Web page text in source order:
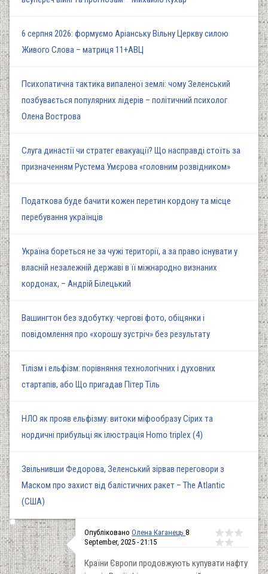
6 серпня 2026: формуємо Аріанську Вільну Церкву силою
Живого Слова – матриця 11+АВЦ
Психопатична тактика випаленої землі: чому Зеленський
позбувається популярних лідерів – політичний психолог
Олена Вострова
Слуга династії чи стратег евакуації? Що насправді стоїть за
призначенням Рустема Умєрова «головним розвідником»
Податкова буде бачити кожен перетин кордону та місце
перебування українців
Україна бореться не за чужі території, а за право існувати у
власній незалежній державі в її міжнародно визнаних
кордонах, – Андрій Білецький
Вашингтон без здобутку: чергові фото, обіцянки і
повідомлення про «хорошу зустріч» без результату
Тілізм і ельфізм: порівняння технологічних і духовних
стартапів, або Що пригадав Пітер Тіль
НЛО як прояв ельфізму: витоки міфообразу Сірих та
нордичні прибульці як ілюстрація Homo triplex (4)
Звільнивши Федорова, Зеленський зірвав переговори з
Маском про захист від балістичних ракет – The Atlantic
(США)
Опубліковано Олена Каганець 8
September, 2025 - 21:15
Країни Європи продовжують купувати нафту